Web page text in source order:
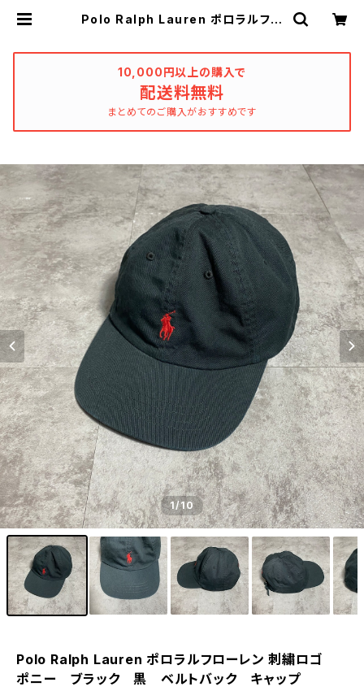
Polo Ralph Lauren ポロラルフロ
sed_clothing_katharsis
10,000円以上の購入で
配送料無料
まとめてのご購入がおすすめです
1/10
Polo Ralph Lauren ポロラルフローレン 刺繍ロゴ
ポニー ブラック 黒 ベルトバック キャップ